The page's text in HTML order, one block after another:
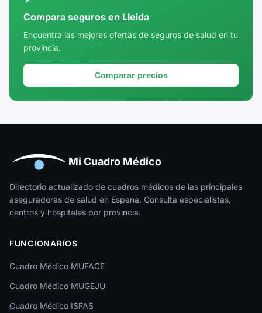
Córdoba
Cuenca
Girona
Huesca
Jaén
La Rioja
León
Lleida
Lugo
Compara seguros en Lleida
Encuentra las mejores ofertas de seguros de salud en tu
provincia.
Comparar precios
Mi Cuadro Médico
Directorio actualizado de cuadros médicos de las principales
aseguradoras de salud en España. Consulta especialistas,
centros y hospitales por provincia.
FUNCIONARIOS
Cuadro Médico MUFACE
Cuadro Médico MUGEJU
Cuadro Médico ISFAS